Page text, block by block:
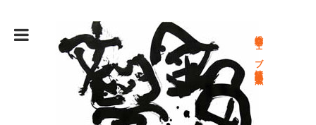
総合文学ウェブ情報誌 文学金魚